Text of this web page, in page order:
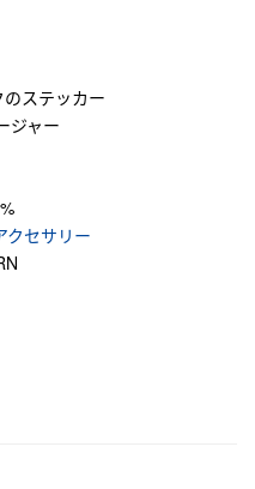
ステッカー
ジャー
クセサリー